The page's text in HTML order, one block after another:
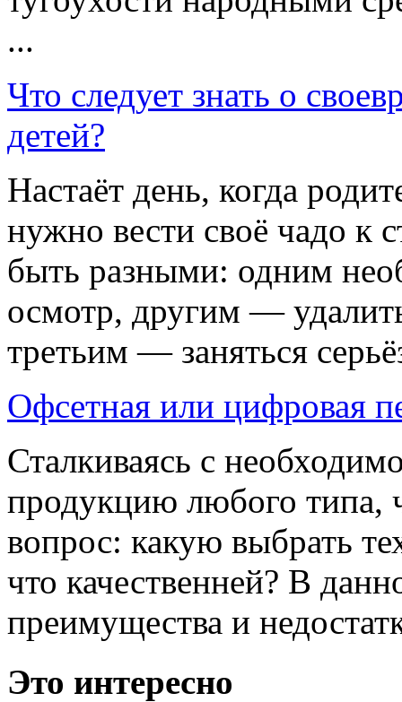
...
Что следует знать о
детей?
Настаёт день, когда
нужно вести своё чадо к
быть разными: одним
осмотр, другим —
третьим — заняться
Офсетная или цифровая
Сталкиваясь с
продукцию любого типа,
вопрос: какую выбрать
что качественней? В
преимущества и
Это интересно